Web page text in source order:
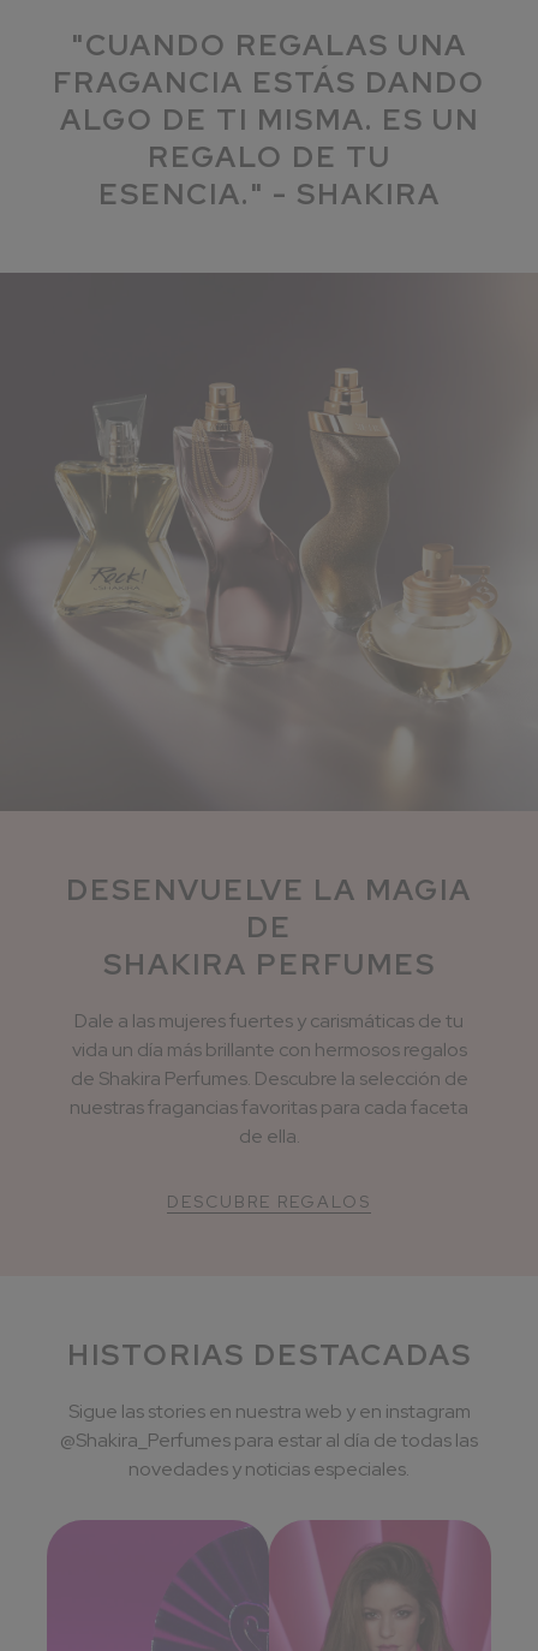
"CUANDO REGALAS UNA
FRAGANCIA ESTÁS DANDO
ALGO DE TI MISMA. ES UN
REGALO DE TU
ESENCIA." - SHAKIRA
DESENVUELVE LA MAGIA
DE
SHAKIRA PERFUMES
Dale a las mujeres fuertes y carismáticas de tu
vida un día más brillante con hermosos regalos
de Shakira Perfumes. Descubre la selección de
nuestras fragancias favoritas para cada faceta
de ella.
DESCUBRE REGALOS
HISTORIAS DESTACADAS
Sigue las stories en nuestra web y en instagram
@Shakira_Perfumes para estar al día de todas las
novedades y noticias especiales.